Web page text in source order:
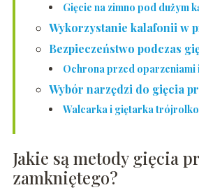
Gięcie na zimno pod dużym
Wykorzystanie kalafonii w
Bezpieczeństwo podczas
Ochrona przed oparzeniami
Wybór narzędzi do gięcia
Walcarka i giętarka
Jakie są metody gięcia
zamkniętego?